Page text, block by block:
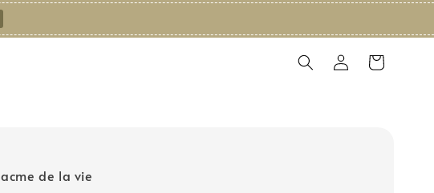
acme de la vie